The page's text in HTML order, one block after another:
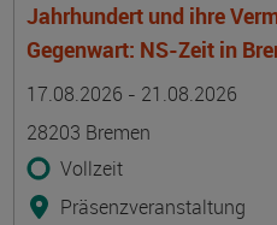
Jahrhundert und ihre
Gegenwart: NS-Zeit in
17.08.2026 - 21.08.2026
28203 Bremen
Vollzeit
Präsenzveranstaltung